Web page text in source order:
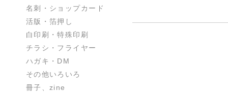
名刺・ショップカード
活版・箔押し
白印刷・特殊印刷
チラシ・フライヤー
ハガキ・DM
その他いろいろ
冊子、zine